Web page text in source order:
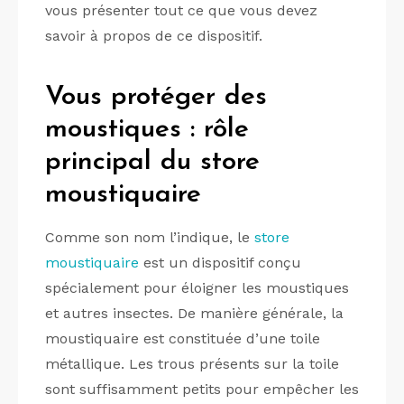
vous présenter tout ce que vous devez
savoir à propos de ce dispositif.
Vous protéger des
moustiques : rôle
principal du store
moustiquaire
Comme son nom l’indique, le store
moustiquaire est un dispositif conçu
spécialement pour éloigner les moustiques
et autres insectes. De manière générale, la
moustiquaire est constituée d’une toile
métallique. Les trous présents sur la toile
sont suffisamment petits pour empêcher les